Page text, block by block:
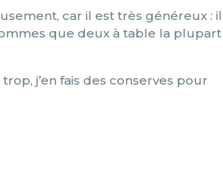
car il est très généreux : il
que deux à table la plupart
j’en fais des conserves pour